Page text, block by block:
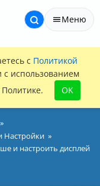
Меню
с Политикой
с использованием
OK
Настройки
и настроить дисплей